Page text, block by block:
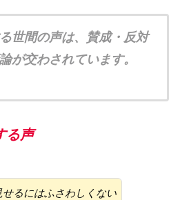
世間の声は、賛成・反対
が交わされています。
る声
るにはふさわしくない